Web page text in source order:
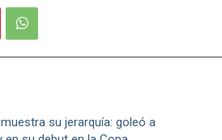
su jerarquía: goleó a